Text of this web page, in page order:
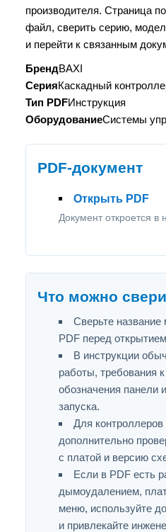
производителя. Страница
файл, сверить серию,
и перейти к связанным
БрендBAXI
СерияКаскадный
Тип PDFИнструкция
ОборудованиеСистемы
PDF-документ
Открыть PDF
Документ откроется в
Что можно
Сверьте
PDF перед
В инструкции
работы, требования
обозначения панели
запуска.
Для контроллеров
дополнительно
с платой и версию
Если в PDF есть
дымоудалением,
меню, используйте
и привлекайте